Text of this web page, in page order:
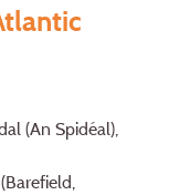
(An Spidéal),